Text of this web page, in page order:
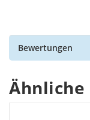
Bewertungen
Ähnliche